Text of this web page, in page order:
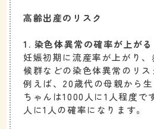
高齢出産のリスク
1. 染色体異常の確率が上がる
妊娠初期に流産率が上がり
候群などの染色体異常のリス
例えば、20歳代の母親から
ちゃんは1000人に1人程度で
人に1人の確率になります。